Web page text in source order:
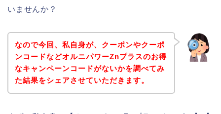
いませんか？
なので今回、私自身が、クーポンやクーポ
ンコードなどオルニパワーZnプラスのお得
なキャンペーンコードがないかを調べてみ
た結果をシェアさせていただきます。